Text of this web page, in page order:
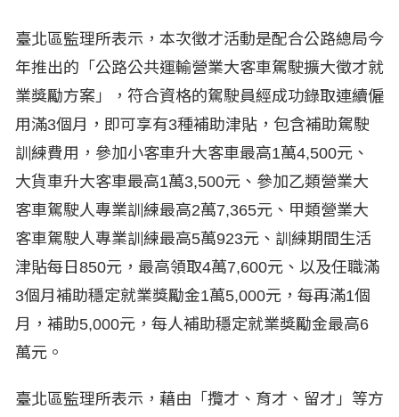
臺北區監理所表示，本次徵才活動是配合公路總局今
年推出的「公路公共運輸營業大客車駕駛擴大徵才就
業獎勵方案」，符合資格的駕駛員經成功錄取連續僱
用滿3個月，即可享有3種補助津貼，包含補助駕駛
訓練費用，參加小客車升大客車最高1萬4,500元、
大貨車升大客車最高1萬3,500元、參加乙類營業大
客車駕駛人專業訓練最高2萬7,365元、甲類營業大
客車駕駛人專業訓練最高5萬923元、訓練期間生活
津貼每日850元，最高領取4萬7,600元、以及任職滿
3個月補助穩定就業獎勵金1萬5,000元，每再滿1個
月，補助5,000元，每人補助穩定就業獎勵金最高6
萬元。
臺北區監理所表示，藉由「攬才、育才、留才」等方